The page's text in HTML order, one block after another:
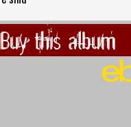
Buy this album